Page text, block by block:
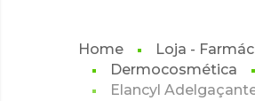
Home
Loja -
Dermocosmética
Elancyl